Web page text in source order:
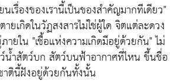
นเรื่องของเรานี้เป็นของสำคัญมากทีเดียว"
ยเกิดในวัฏสงสารไม่ใช่ผู้ใด จิตแต่ละดวง
ายใน "เชื้อแห่งความเกิดมีอยู่ด้วยกัน"ไม่
น้ำสัตว์บก สัตว์บนฟ้าอากาศที่ไหน ขึ้นชื่อ
าตินี้ฝังอยู่ด้วยกันทั้งนั้น